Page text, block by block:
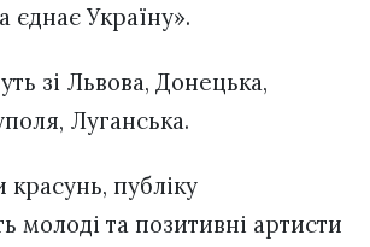
єднає Україну».
зі Львова, Донецька,
Луганська.
публіку
молоді та позитивні артисти